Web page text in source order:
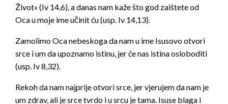
Život« (Iv 14,6), a danas nam kaže što god zaištete od
Oca u moje ime učinit ću (usp. Iv 14,13).
Zamolimo Oca nebeskoga da nam u ime Isusovo otvori
srce i um da upoznamo istinu, jer će nas istina osloboditi
(usp. Iv 8,32).
Rekoh da nam najprije otvori srce, jer vjerujem da nam je
um zdrav, ali je srce tvrdo i u srcu je tama. Isuse blaga i